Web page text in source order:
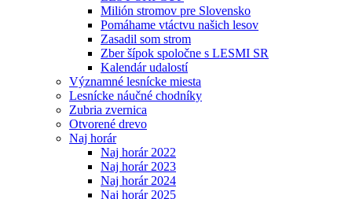
Milión stromov pre Slovensko
Pomáhame vtáctvu našich lesov
Zasadil som strom
Zber šípok spoločne s LESMI SR
Kalendár udalostí
Významné lesnícke miesta
Lesnícke náučné chodníky
Zubria zvernica
Otvorené drevo
Naj horár
Naj horár 2022
Naj horár 2023
Naj horár 2024
Naj horár 2025